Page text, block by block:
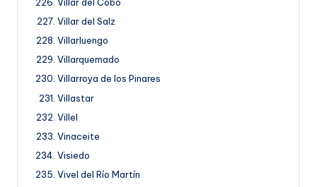
Villar del Salz
Villarluengo
Villarquemado
Villarroya de los Pinares
Villastar
Villel
Vinaceite
Visiedo
Vivel del Río Martín